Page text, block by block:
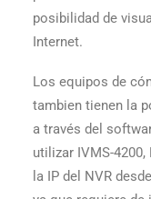
posibilidad de
Internet.
Los equipos de
tambien tienen la
a través del
utilizar IVMS-
la IP del NVR